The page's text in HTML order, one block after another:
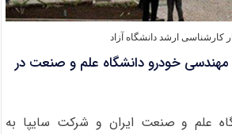
کارشناسی ارشد دانشگاه آزاد
مهندسی خودرو دانشگاه علم و صنعت در
علم و صنعت ایران و شرکت سایپا به